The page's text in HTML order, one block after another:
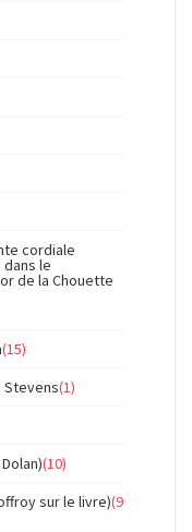
cordiale
dans le
de la Chouette
(15)
Stevens(1)
(10)
sur le livre)(9